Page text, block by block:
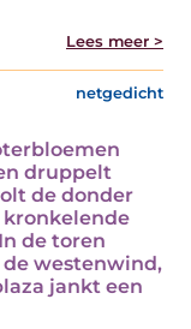
Lees meer >
netgedicht
druppelt
de donder
de toren
westenwind,
jankt een